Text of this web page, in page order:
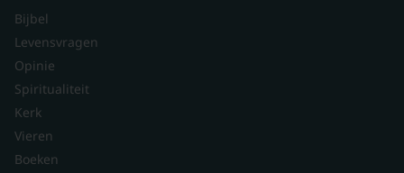
Bijbel
Levensvragen
Opinie
Spiritualiteit
Kerk
Vieren
Boeken